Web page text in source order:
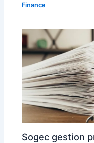
Finance
Sogec gestion